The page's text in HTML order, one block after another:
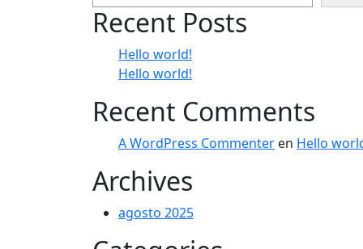
Recent Posts
Hello world!
Hello world!
Recent Comments
A WordPress Commenter en Hello
Archives
agosto 2025